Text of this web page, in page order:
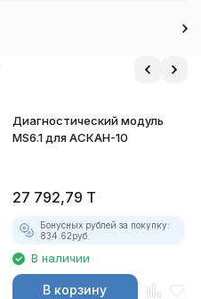
Диагностический модуль
MS6.1 для АСКАН-10
27 792,79 T
Бонусных рублей за покупку:
834.62руб.
В наличии
В корзину